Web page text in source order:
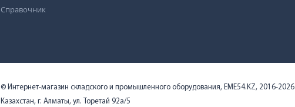
Справочник
© Интернет-магазин складского и промышленного оборудования, EME54.KZ, 2016-2026
Казахстан, г. Алматы, ул. Торетай 92а/5